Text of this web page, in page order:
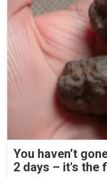
You haven’t
2 days – it's the